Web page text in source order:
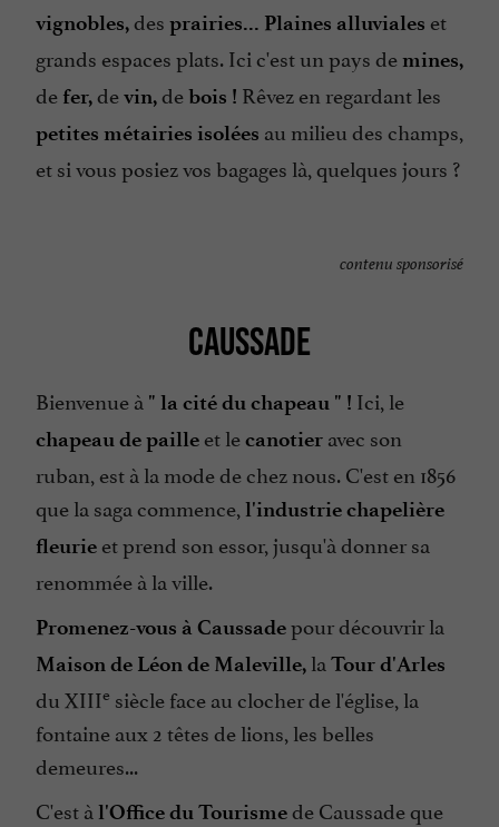
vignobles,des prairies... Plaines alluviales et
grands espaces plats. Ici c'est un pays de mines,
de fer,devin,debois ! Rêvez en regardant les
petites métairies isolées au milieu des champs,
et si vous posiez vos bagages là, quelques jours ?
contenu sponsorisé
CAUSSADE
Bienvenue à " la cité du chapeau " ! Ici, le
chapeau de paille et lecanotier avec son
ruban, est à la mode de chez nous. C'est en 1856
que la saga commence, l'industrie chapelière
fleurie et prend son essor, jusqu'à donner sa
renommée à la ville.
Promenez-vous à Caussadepour découvrir la
Maison de Léon de Maleville, la Tour d'Arles
du XIIIe siècle face au clocher de l'église, la
fontaine aux 2 têtes de lions, les belles
demeures...
C'est à l'Office du Tourismede Caussade que